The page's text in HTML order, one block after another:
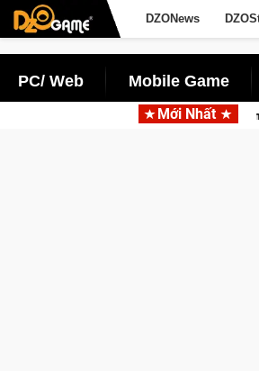
DZONews
PC/ Web Mobile Game
Mới Nhất
DJI Osmo Pocket 3 Ngay Hôm Nay